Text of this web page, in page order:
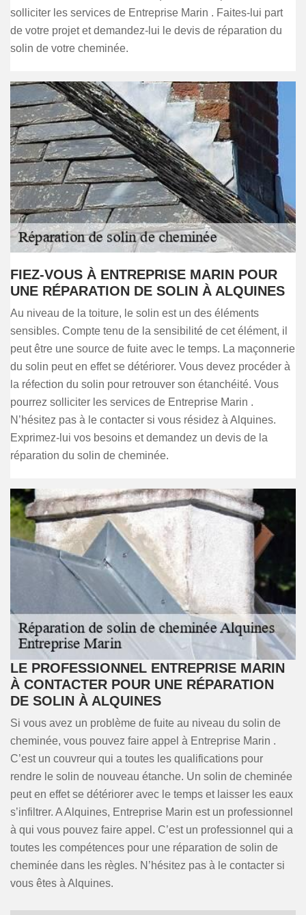
solliciter les services de Entreprise Marin . Faites-lui part
de votre projet et demandez-lui le devis de réparation du
solin de votre cheminée.
FIEZ-VOUS À ENTREPRISE MARIN POUR
UNE RÉPARATION DE SOLIN À ALQUINES
Au niveau de la toiture, le solin est un des éléments
sensibles. Compte tenu de la sensibilité de cet élément, il
peut être une source de fuite avec le temps. La maçonnerie
du solin peut en effet se détériorer. Vous devez procéder à
la réfection du solin pour retrouver son étanchéité. Vous
pourrez solliciter les services de Entreprise Marin .
N’hésitez pas à le contacter si vous résidez à Alquines.
Exprimez-lui vos besoins et demandez un devis de la
réparation du solin de cheminée.
LE PROFESSIONNEL ENTREPRISE MARIN
À CONTACTER POUR UNE RÉPARATION
DE SOLIN À ALQUINES
Si vous avez un problème de fuite au niveau du solin de
cheminée, vous pouvez faire appel à Entreprise Marin .
C’est un couvreur qui a toutes les qualifications pour
rendre le solin de nouveau étanche. Un solin de cheminée
peut en effet se détériorer avec le temps et laisser les eaux
s’infiltrer. A Alquines, Entreprise Marin est un professionnel
à qui vous pouvez faire appel. C’est un professionnel qui a
toutes les compétences pour une réparation de solin de
cheminée dans les règles. N’hésitez pas à le contacter si
vous êtes à Alquines.